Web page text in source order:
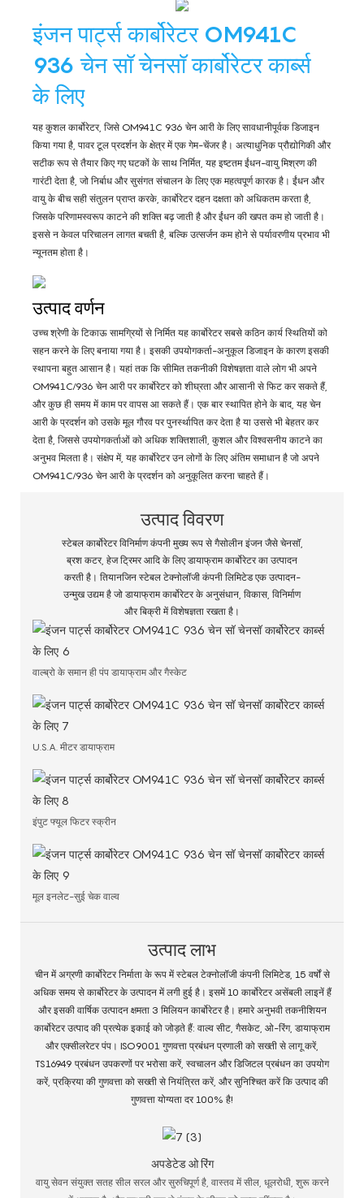
इंजन पार्ट्स कार्बोरेटर OM941C
936 चेन सॉ चेनसॉ कार्बोरेटर कार्ब्स
के लिए
यह कुशल कार्बोरेटर, जिसे OM941C 936 चेन आरी के लिए सावधानीपूर्वक डिजाइन
किया गया है, पावर टूल प्रदर्शन के क्षेत्र में एक गेम-चेंजर है। अत्याधुनिक प्रौद्योगिकी और
सटीक रूप से तैयार किए गए घटकों के साथ निर्मित, यह इष्टतम ईंधन-वायु मिश्रण की
गारंटी देता है, जो निर्बाध और सुसंगत संचालन के लिए एक महत्वपूर्ण कारक है। ईंधन और
वायु के बीच सही संतुलन प्राप्त करके, कार्बोरेटर दहन दक्षता को अधिकतम करता है,
जिसके परिणामस्वरूप काटने की शक्ति बढ़ जाती है और ईंधन की खपत कम हो जाती है।
इससे न केवल परिचालन लागत बचती है, बल्कि उत्सर्जन कम होने से पर्यावरणीय प्रभाव भी
न्यूनतम होता है।
उत्पाद वर्णन
उच्च श्रेणी के टिकाऊ सामग्रियों से निर्मित यह कार्बोरेटर सबसे कठिन कार्य स्थितियों को
सहन करने के लिए बनाया गया है। इसकी उपयोगकर्ता-अनुकूल डिजाइन के कारण इसकी
स्थापना बहुत आसान है। यहां तक ​​कि सीमित तकनीकी विशेषज्ञता वाले लोग भी अपने
OM941C/936 चेन आरी पर कार्बोरेटर को शीघ्रता और आसानी से फिट कर सकते हैं,
और कुछ ही समय में काम पर वापस आ सकते हैं। एक बार स्थापित होने के बाद, यह चेन
आरी के प्रदर्शन को उसके मूल गौरव पर पुनर्स्थापित कर देता है या उससे भी बेहतर कर
देता है, जिससे उपयोगकर्ताओं को अधिक शक्तिशाली, कुशल और विश्वसनीय काटने का
अनुभव मिलता है। संक्षेप में, यह कार्बोरेटर उन लोगों के लिए अंतिम समाधान है जो अपने
OM941C/936 चेन आरी के प्रदर्शन को अनुकूलित करना चाहते हैं।
उत्पाद विवरण
स्टेबल कार्बोरेटर विनिर्माण कंपनी मुख्य रूप से गैसोलीन इंजन जैसे चेनसॉ,
ब्रश कटर, हेज ट्रिमर आदि के लिए डायाफ्राम कार्बोरेटर का उत्पादन
करती है। तियानजिन स्टेबल टेक्नोलॉजी कंपनी लिमिटेड एक उत्पादन-
उन्मुख उद्यम है जो डायाफ्राम कार्बोरेटर के अनुसंधान, विकास, विनिर्माण
और बिक्री में विशेषज्ञता रखता है।
वाल्ब्रो के समान ही पंप डायाफ्राम और गैस्केट
U.S.A. मीटर डायाफ्राम
इंपुट फ्यूल फिटर स्क्रीन
मूल इनलेट-सुई चेक वाल्व
उत्पाद लाभ
चीन में अग्रणी कार्बोरेटर निर्माता के रूप में स्टेबल टेक्नोलॉजी कंपनी लिमिटेड, 15 वर्षों से
अधिक समय से कार्बोरेटर के उत्पादन में लगी हुई है। इसमें 10 कार्बोरेटर असेंबली लाइनें हैं
और इसकी वार्षिक उत्पादन क्षमता 3 मिलियन कार्बोरेटर है। हमारे अनुभवी तकनीशियन
कार्बोरेटर उत्पाद की प्रत्येक इकाई को जोड़ते हैं: वाल्व सीट, गैसकेट, ओ-रिंग, डायाफ्राम
और एक्सीलरेटर पंप। ISO9001 गुणवत्ता प्रबंधन प्रणाली को सख्ती से लागू करें,
TS16949 प्रबंधन उपकरणों पर भरोसा करें, स्वचालन और डिजिटल प्रबंधन का उपयोग
करें, प्रक्रिया की गुणवत्ता को सख्ती से नियंत्रित करें, और सुनिश्चित करें कि उत्पाद की
गुणवत्ता योग्यता दर 100% है!
अपडेटेड ओ रिंग
वायु सेवन संयुक्त सतह सील सरल और सुरुचिपूर्ण है, वास्तव में सील, धूलरोधी, शुरू करने